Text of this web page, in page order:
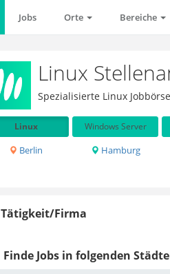
Jobs Orte Bereiche
Linux
Spezialisierte Linux
Linux Windows Server
Berlin Hamburg
Tätigkeit/Firma
Finde Jobs in folgenden